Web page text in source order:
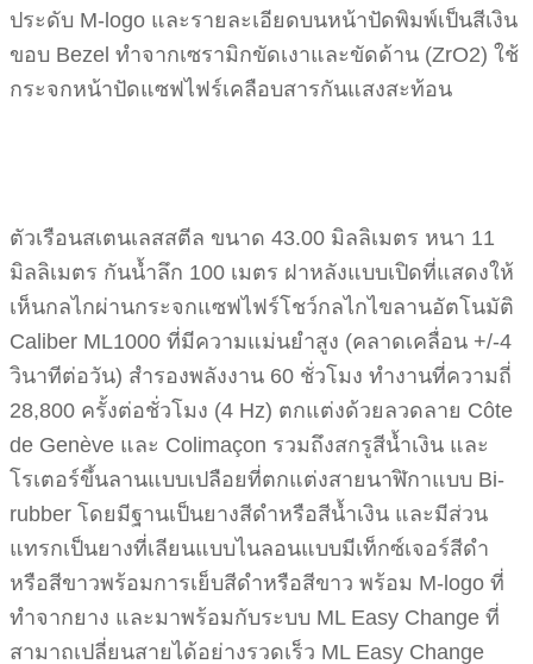
ประดับ M-logo และรายละเอียดบนหน้าปัดพิมพ์เป็นสีเงิน
ขอบ Bezel ทำจากเซรามิกขัดเงาและขัดด้าน (ZrO2) ใช้
กระจกหน้าปัดแซฟไฟร์เคลือบสารกันแสงสะท้อน
ตัวเรือนสเตนเลสสตีล ขนาด 43.00 มิลลิเมตร หนา 11
มิลลิเมตร กันน้ำลึก 100 เมตร ฝาหลังแบบเปิดที่แสดงให้
เห็นกลไกผ่านกระจกแซฟไฟร์โชว์กลไกไขลานอัตโนมัติ
Caliber ML1000 ที่มีความแม่นยำสูง (คลาดเคลื่อน +/-4
วินาทีต่อวัน) สำรองพลังงาน 60 ชั่วโมง ทำงานที่ความถี่
28,800 ครั้งต่อชั่วโมง (4 Hz) ตกแต่งด้วยลวดลาย Côte
de Genève และ Colimaçon รวมถึงสกรูสีน้ำเงิน และ
โรเตอร์ขึ้นลานแบบเปลือยที่ตกแต่งสายนาฬิกาแบบ Bi-
rubber โดยมีฐานเป็นยางสีดำหรือสีน้ำเงิน และมีส่วน
แทรกเป็นยางที่เลียนแบบไนลอนแบบมีเท็กซ์เจอร์สีดำ
หรือสีขาวพร้อมการเย็บสีดำหรือสีขาว พร้อม M-logo ที่
ทำจากยาง และมาพร้อมกับระบบ ML Easy Change ที่
สามาถเปลี่ยนสายได้อย่างรวดเร็ว ML Easy Change